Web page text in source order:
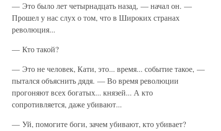
— Это было лет четырнадцать назад, — начал он. —
Прошел у нас слух о том, что в Широких странах
революция...
— Кто такой?
— Это не человек, Кати, это... время... событие такое, —
пытался объяснить дядя. — Во время революции
прогоняют всех богатых... князей... А кто
сопротивляется, даже убивают...
— Уй, помогите боги, зачем убивают, кто убивает?